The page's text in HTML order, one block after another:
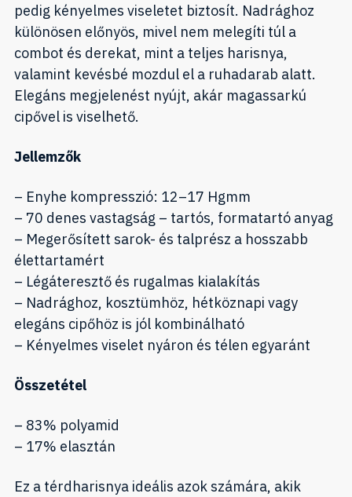
pedig kényelmes viseletet biztosít. Nadrághoz
különösen előnyös, mivel nem melegíti túl a
combot és derekat, mint a teljes harisnya,
valamint kevésbé mozdul el a ruhadarab alatt.
Elegáns megjelenést nyújt, akár magassarkú
cipővel is viselhető.
Jellemzők
– Enyhe kompresszió: 12–17 Hgmm
– 70 denes vastagság – tartós, formatartó anyag
– Megerősített sarok- és talprész a hosszabb
élettartamért
– Légáteresztő és rugalmas kialakítás
– Nadrághoz, kosztümhöz, hétköznapi vagy
elegáns cipőhöz is jól kombinálható
– Kényelmes viselet nyáron és télen egyaránt
Összetétel
– 83% polyamid
– 17% elasztán
Ez a térdharisnya ideális azok számára, akik